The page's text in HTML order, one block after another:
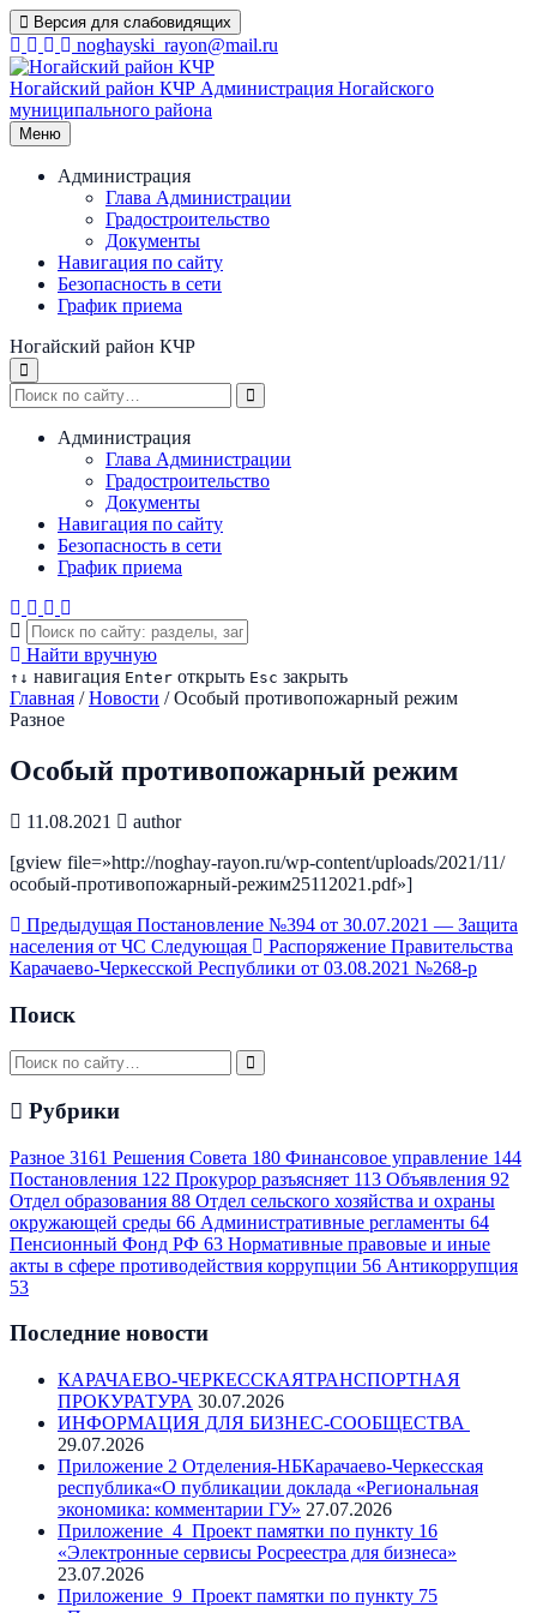
Перейти
к
содержимому
Версия для слабовидящих
noghayski_rayon@mail.ru
Ногайский район КЧР Администрация Ногайского
муниципального района
Меню
Администрация
Глава Администрации
Градостроительство
Документы
Навигация по сайту
Безопасность в сети
График приема
Ногайский район КЧР
Администрация
Глава Администрации
Градостроительство
Документы
Навигация по сайту
Безопасность в сети
График приема
Найти вручную
↑ ↓ навигация Enter открыть Esc закрыть
Главная / Новости / Особый противопожарный режим
Разное
Особый противопожарный режим
11.08.2021
author
[gview file=»http://noghay-rayon.ru/wp-content/uploads/2021/11/
особый-противопожарный-режим25112021.pdf»]
Предыдущая Постановление №394 от 30.07.2021 — Защита
населения от ЧС Следующая
Распоряжение Правительства
Карачаево-Черкесской Республики от 03.08.2021 №268-р
Поиск
Рубрики
Разное 3161 Решения Совета 180 Финансовое управление 144
Постановления 122 Прокурор разъясняет 113 Объявления 92
Отдел образования 88 Отдел сельского хозяйства и охраны
окружающей среды 66 Административные регламенты 64
Пенсионный Фонд РФ 63 Нормативные правовые и иные
акты в сфере противодействия коррупции 56 Антикоррупция
53
Последние новости
КАРАЧАЕВО-ЧЕРКЕССКАЯТРАНСПОРТНАЯ
ПРОКУРАТУРА 30.07.2026
ИНФОРМАЦИЯ ДЛЯ БИЗНЕС-СООБЩЕСТВА
29.07.2026
Приложение 2 Отделения-НБКарачаево-Черкесская
республика«О публикации доклада «Региональная
экономика: комментарии ГУ» 27.07.2026
Приложение_4_Проект памятки по пункту 16
«Электронные сервисы Росреестра для бизнеса»
23.07.2026
Приложение_9_Проект памятки по пункту 75